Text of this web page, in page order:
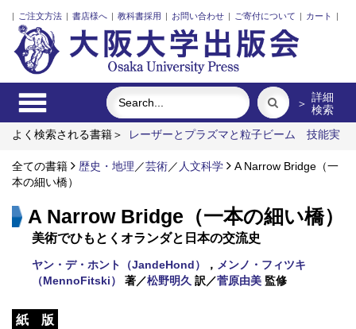
| ご注文方法 | 書店様へ | 教科書採用 | お問い合わせ | ご寄付について | カート |
＞ 詳細
検索
よく検索される書籍＞
レーザーとプラズマと粒子ビーム
技能実
ア 祈りの大地
「力のある学校」の探究
自治体行政と政策の
優先順位づけ
全ての書籍 歴史・地理 ／芸術／ 人文科学
A Narrow Bridge（一
本の細い橋）
A Narrow Bridge（一本の細い橋）
美術でひもとくオランダと日本の交流史
ヤン・デ・ホント（JandeHond） ， メンノ・フィツキ
（MennoFitski）
著／松野明久 訳／菅原由美 監修
紙 版